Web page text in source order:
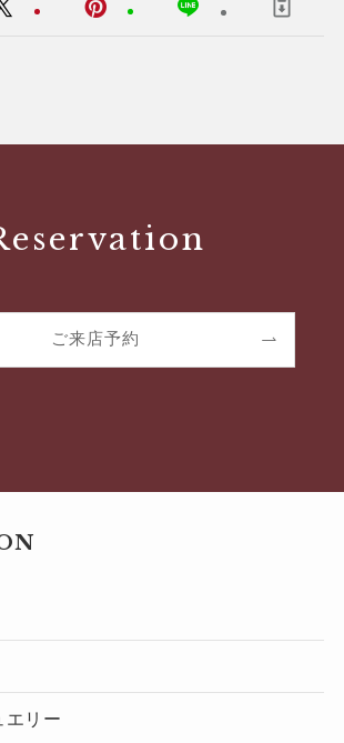
ご来店予約
エリー